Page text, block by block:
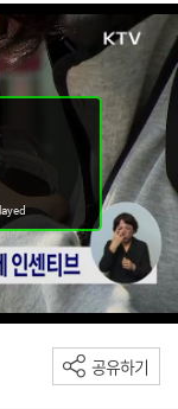
공유하기